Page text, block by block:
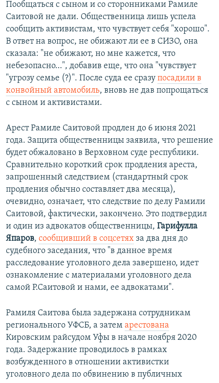
Пообщаться с сыном и со сторонниками Рамиле
Саитовой не дали. Общественница лишь успела
сообщить активистам, что чувствует себя "хорошо".
В ответ на вопрос, не обижают ли ее в СИЗО, она
сказала: "не обижают, но мне кажется, что
небезопасно…", добавив еще, что она "чувствует
"угрозу семье (?)". После суда ее сразу посадили в
конвойный автомобиль, вновь не дав попрощаться
с сыном и активистами.
Арест Рамиле Саитовой продлен до 6 июня 2021
года. Защита общественницы заявила, что решение
будет обжаловано в Верховном суде республики.
Сравнительно короткий срок продления ареста,
запрошенный следствием (стандартный срок
продления обычно составляет два месяца),
очевидно, означает, что следствие по делу Рамили
Саитовой, фактически, закончено. Это подтвердил
и один из адвокатов общественницы, Гарифулла
Япаров, сообщивший в соцсетях за два дня до
судебного заседания, что "в данное время
расследование уголовного дела завершено, идет
ознакомление с материалами уголовного дела
самой Р.Саитовой и нами, ее адвокатами".
Рамиля Саитова была задержана сотрудникам
регионального УФСБ, а затем арестована
Кировским райсудом Уфы в начале ноября 2020
года. Задержание проводилось в рамках
возбужденного в отношении активистки
уголовного дела по обвинению в публичных